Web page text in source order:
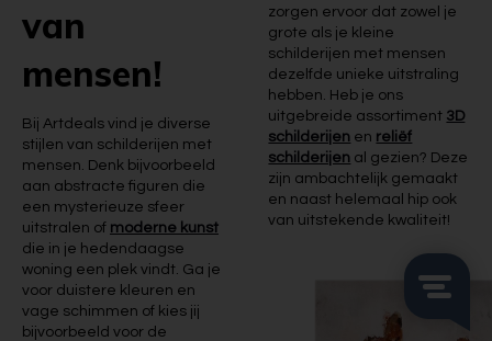
van
mensen!
Bij Artdeals vind je diverse
stijlen van schilderijen met
mensen. Denk bijvoorbeeld
aan abstracte figuren die
een mysterieuze sfeer
uitstralen of moderne kunst
die in je hedendaagse
woning een plek vindt. Ga je
voor duistere kleuren en
vage schimmen of kies jij
bijvoorbeeld voor de
zorgen ervoor dat zowel je
grote als je kleine
schilderijen met mensen
dezelfde unieke uitstraling
hebben. Heb je ons
uitgebreide assortiment 3D
schilderijen en reliëf
schilderijen al gezien? Deze
zijn ambachtelijk gemaakt
en naast helemaal hip ook
van uitstekende kwaliteit!